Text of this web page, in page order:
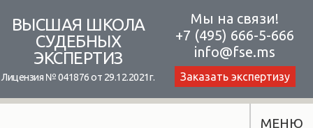
content
ВЫСШАЯ ШКОЛА
СУДЕБНЫХ
ЭКСПЕРТИЗ
Лицензия № 041876 от 29.12.2021г.
Мы на связи!
+7 (495) 666-5-666
info@fse.ms
Заказать экспертизу
МЕНЮ